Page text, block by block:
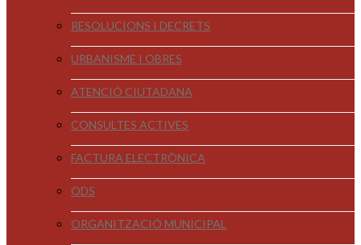
RESOLUCIONS I DECRETS
URBANISME I OBRES
ATENCIÓ CIUTADANA
CONSULTES ACTIVES
FACTURA ELECTRÒNICA
ODS
ORGANITZACIÓ MUNICIPAL